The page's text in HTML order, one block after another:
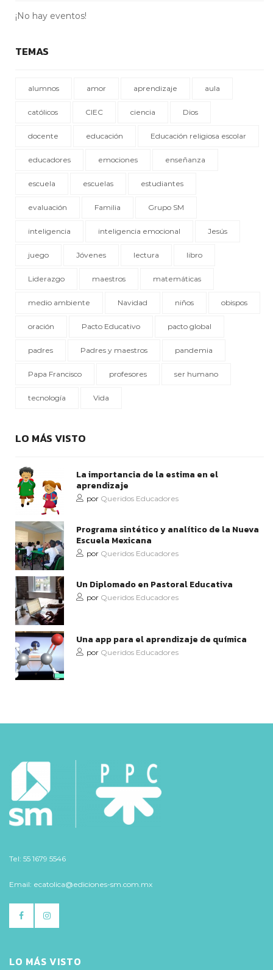
¡No hay eventos!
TEMAS
alumnos amor aprendizaje aula
católicos CIEC ciencia Dios
docente educación Educación religiosa escolar
educadores emociones enseñanza
escuela escuelas estudiantes
evaluación Familia Grupo SM
inteligencia inteligencia emocional Jesús
juego Jóvenes lectura libro
Liderazgo maestros matemáticas
medio ambiente Navidad niños obispos
oración Pacto Educativo pacto global
padres Padres y maestros pandemia
Papa Francisco profesores ser humano
tecnología Vida
LO MÁS VISTO
La importancia de la estima en el
aprendizaje
por Queridos Educadores
Programa sintético y analítico de la Nueva
Escuela Mexicana
por Queridos Educadores
Un Diplomado en Pastoral Educativa
por Queridos Educadores
Una app para el aprendizaje de química
por Queridos Educadores
Tel: 55 1679 5546
Email: ecatolica@ediciones-sm.com.mx
LO MÁS VISTO